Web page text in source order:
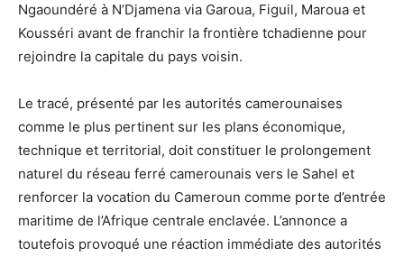
Ngaoundéré à N’Djamena via Garoua, Figuil, Maroua et
Kousséri avant de franchir la frontière tchadienne pour
rejoindre la capitale du pays voisin.
Le tracé, présenté par les autorités camerounaises
comme le plus pertinent sur les plans économique,
technique et territorial, doit constituer le prolongement
naturel du réseau ferré camerounais vers le Sahel et
renforcer la vocation du Cameroun comme porte d’entrée
maritime de l’Afrique centrale enclavée. L’annonce a
toutefois provoqué une réaction immédiate des autorités